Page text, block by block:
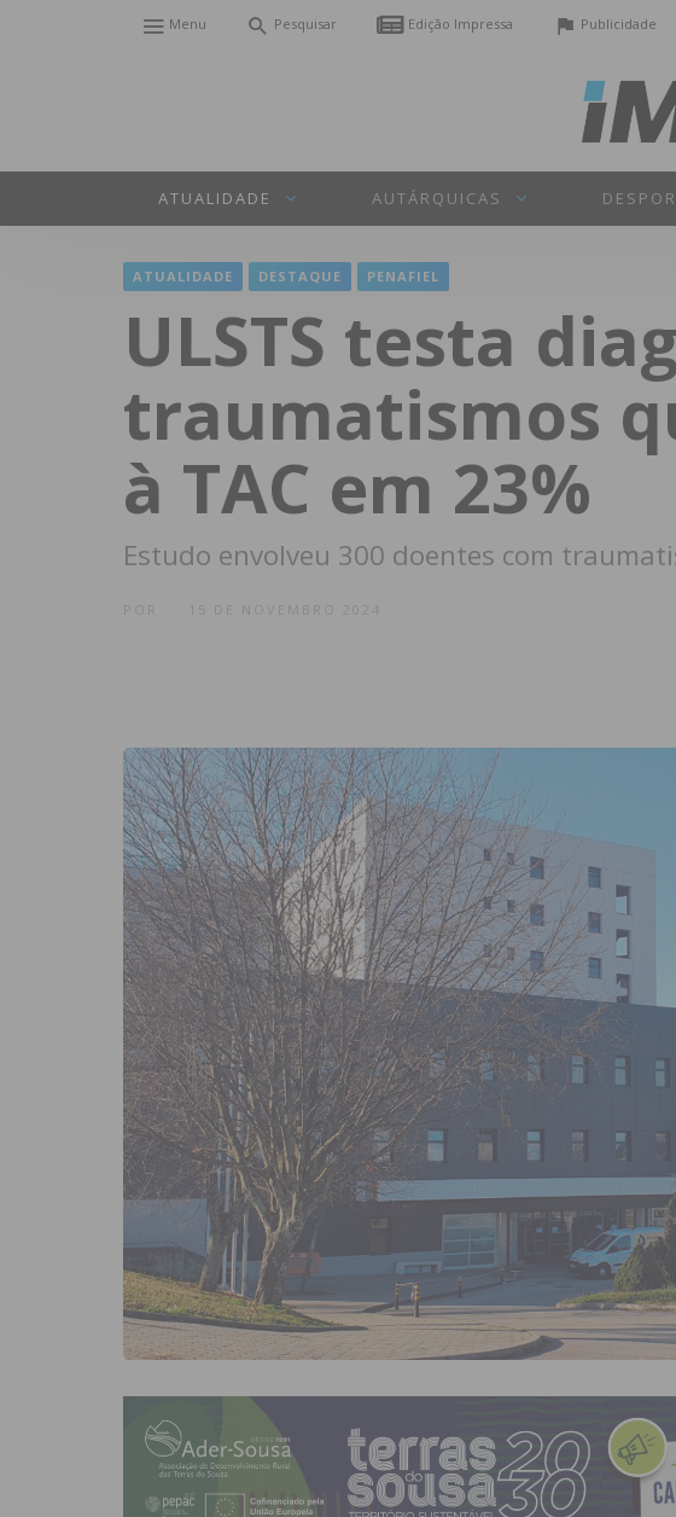
Menu Pesquisar Edição Impressa Publicidade
ATUALIDADE AUTÁRQUICAS
ATUALIDADE DESTAQUE PENAFIEL
ULSTS testa
traumatismos
à TAC em 23%
Estudo envolveu 300 doentes com
15 DE NOVEMBRO 2024